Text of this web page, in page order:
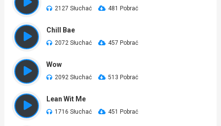
2127 Słuchać 481 Pobrać
Chill Bae
2072 Słuchać 457 Pobrać
Wow
2092 Słuchać 513 Pobrać
Lean Wit Me
1716 Słuchać 451 Pobrać